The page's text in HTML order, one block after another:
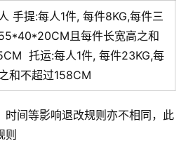
手提:每人1件, 每件8KG,每件三
且每件长宽高之和
托运:每人1件, 每件23KG,每
和不超过158CM
时间等影响退改规则亦不相同，此
则